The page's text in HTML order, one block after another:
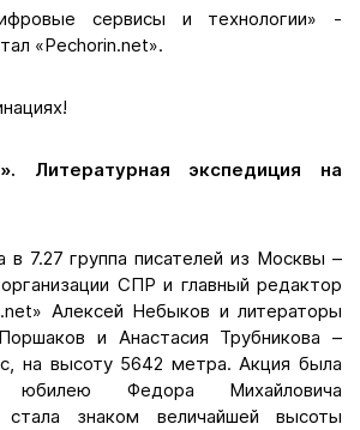
сервисы и технологии» -
«Pechorin.net».
Литературная экспедиция на
в 7.27 группа писателей из Москвы –
СПР и главный редактор
Алексей Небыков и литераторы
и Анастасия Трубникова –
на высоту 5642 метра. Акция была
Федора Михайловича
знаком величайшей высоты